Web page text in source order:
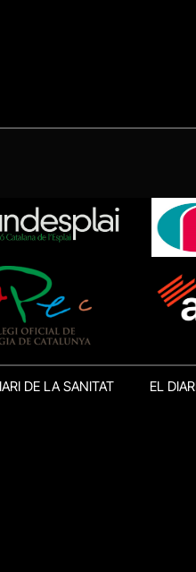
DE LA SANITAT EL